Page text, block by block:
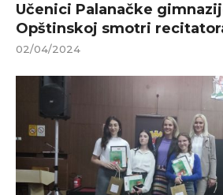
Učenici Palanačke
Opštinskoj smotri
02/04/2024